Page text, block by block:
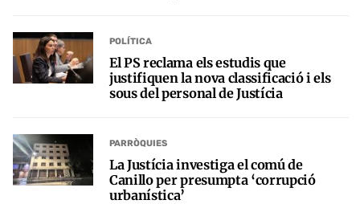
POLÍTICA
El PS reclama els estudis que
justifiquen la nova classificació i els
sous del personal de Justícia
PARRÒQUIES
La Justícia investiga el comú de
Canillo per presumpta ‘corrupció
urbanística’